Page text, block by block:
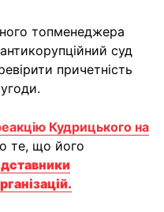
топменеджера
суд
причетність
Кудрицького на
те, що його